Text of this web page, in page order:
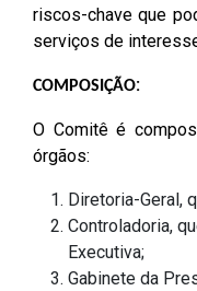
Centro de Estudos
Estratégicas (CEAE)
Controladoria
Concursos e
Seletivos
Procuradoria Geral
Tecnologia da
Escola Superior do
Escritório Frei Tito
Instituto de Estudos
Pesquisas Sobre o
Desenvolvimento
Inesp
Econômico e
Juventude
Meio Ambiente,
Climáticas e
do Semiárido
Orçamento,
riscos-chave que
serviços de
COMPOSIÇÃO:
O Comitê é
órgãos:
Diretoria-Geral,
Controladoria,
Executiva;
Gabinete da